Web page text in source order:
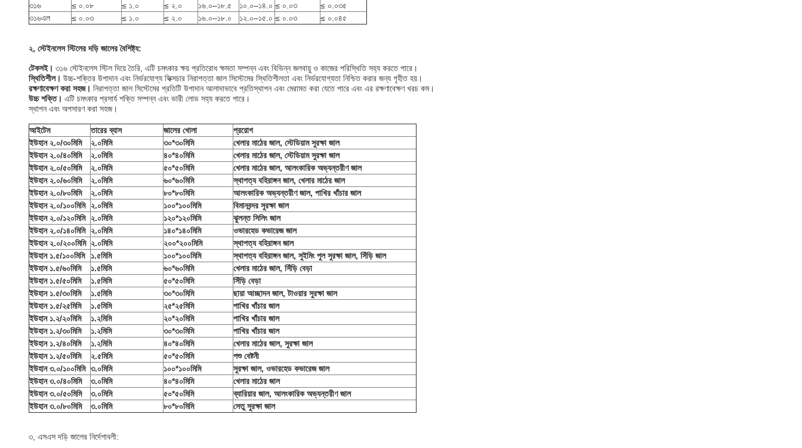
৩১৬
≤ ০.০৮ ≤ ১.০ ≤ ২.০ ১৬.০–১৮.৫ ১০.০–১৪.০ ≤ ০.০৩
≤ ০.০৩৫
৩১৬এল
≤ ০.০৩ ≤ ১.০ ≤ ২.০ ১৬.০–১৮.০ ১২.০–১৫.০ ≤ ০.০৩ ≤ ০.০৪৫
২, স্টেইনলেস স্টিলের দড়ি জালের বৈশিষ্ট্য:
টেকসই। ৩১৬ স্টেইনলেস স্টিল দিয়ে তৈরি, এটি চমৎকার ক্ষয় প্রতিরোধ ক্ষমতা সম্পন্ন এবং বিভিন্ন জলবায়ু ও কাজের পরিস্থিতি সহ্য করতে পারে।
স্থিতিশীল। উচ্চ-শক্তির উপাদান এবং নির্ভরযোগ্য ফিক্সচার নিরাপত্তা জাল সিস্টেমের স্থিতিশীলতা এবং নির্ভরযোগ্যতা নিশ্চিত করার জন্য গৃহীত হয়।
রক্ষণাবেক্ষণ করা সহজ। নিরাপত্তা জাল সিস্টেমের প্রতিটি উপাদান আলাদাভাবে প্রতিস্থাপন এবং মেরামত করা যেতে পারে এবং এর রক্ষণাবেক্ষণ খরচ কম।
উচ্চ শক্তি। এটি চমৎকার প্রসার্য শক্তি সম্পন্ন এবং ভারী লোড সহ্য করতে পারে।
স্থাপন এবং অপসারণ করা সহজ।
আইটেম তারের ব্যাস জালের খোলা
প্রয়োগ
ইউহান ২.০/৩০মিমি
২.০মিমি ৩০*৩০মিমি
খেলার মাঠের জাল, স্টেডিয়াম সুরক্ষা জাল
ইউহান ২.০/৪০মিমি
২.০মিমি ৪০*৪০মিমি
খেলার মাঠের জাল, স্টেডিয়াম সুরক্ষা জাল
ইউহান ২.০/৫০মিমি
২.০মিমি ৫০*৫০মিমি
খেলার মাঠের জাল, আলংকারিক অভ্যন্তরীণ জাল
ইউহান ২.০/৬০মিমি
২.০মিমি ৬০*৬০মিমি
স্থাপত্য বহিরাঙ্গন জাল, খেলার মাঠের জাল
ইউহান ২.০/৮০মিমি
২.০মিমি ৮০*৮০মিমি
আলংকারিক অভ্যন্তরীণ জাল, পাখির খাঁচার জাল
ইউহান ২.০/১০০মিমি ২.০মিমি ১০০*১০০মিমি
বিমানবন্দর সুরক্ষা জাল
ইউহান ২.০/১২০মিমি ২.০মিমি ১২০*১২০মিমি
ঝুলন্ত সিলিং জাল
ইউহান ২.০/১৪০মিমি ২.০মিমি ১৪০*১৪০মিমি
ওভারহেড কভারেজ জাল
ইউহান ২.০/২০০মিমি ২.০মিমি ২০০*২০০মিমি
স্থাপত্য বহিরাঙ্গন জাল
ইউহান ১.৫/১০০মিমি
১.৫মিমি ১০০*১০০মিমি
স্থাপত্য বহিরাঙ্গন জাল, সুইমিং পুল সুরক্ষা জাল, সিঁড়ি জাল
ইউহান ১.৫/৬০মিমি
১.৫মিমি ৬০*৬০মিমি
খেলার মাঠের জাল, সিঁড়ি বেড়া
ইউহান ১.৫/৫০মিমি
১.৫মিমি ৫০*৫০মিমি
সিঁড়ি বেড়া
ইউহান ১.৫/৩০মিমি
১.৫মিমি ৩০*৩০মিমি
ছায়া আচ্ছাদন জাল, টাওয়ার সুরক্ষা জাল
ইউহান ১.৫/২৫মিমি
১.৫মিমি ২৫*২৫মিমি
পাখির খাঁচার জাল
ইউহান ১.২/২০মিমি
১.২মিমি ২০*২০মিমি
পাখির খাঁচার জাল
ইউহান ১.২/৩০মিমি
১.২মিমি ৩০*৩০মিমি
পাখির খাঁচার জাল
ইউহান ১.২/৪০মিমি
১.২মিমি ৪০*৪০মিমি
খেলার মাঠের জাল, সুরক্ষা জাল
ইউহান ১.২/৫০মিমি
২.৫মিমি ৫০*৫০মিমি
পশু বেষ্টনী
ইউহান ৩.০/১০০মিমি ৩.০মিমি ১০০*১০০মিমি
সুরক্ষা জাল, ওভারহেড কভারেজ জাল
ইউহান ৩.০/৪০মিমি
৩.০মিমি ৪০*৪০মিমি
খেলার মাঠের জাল
ইউহান ৩.০/৫০মিমি
৩.০মিমি ৫০*৫০মিমি
ব্যারিয়ার জাল, আলংকারিক অভ্যন্তরীণ জাল
ইউহান ৩.০/৮০মিমি
৩.০মিমি ৮০*৮০মিমি সেতু সুরক্ষা জাল
৩, এসএস দড়ি জালের নির্দেশাবলী: